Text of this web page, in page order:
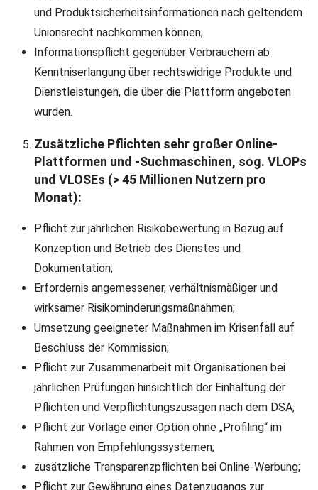
und Produktsicherheitsinformationen nach geltendem
Unionsrecht nachkommen können;
Informationspflicht gegenüber Verbrauchern ab
Kenntniserlangung über rechtswidrige Produkte und
Dienstleistungen, die über die Plattform angeboten
wurden.
Zusätzliche Pflichten sehr großer Online-
Plattformen und -Suchmaschinen, sog. VLOPs
und VLOSEs (> 45 Millionen Nutzern pro
Monat):
Pflicht zur jährlichen Risikobewertung in Bezug auf
Konzeption und Betrieb des Dienstes und
Dokumentation;
Erfordernis angemessener, verhältnismäßiger und
wirksamer Risikominderungsmaßnahmen;
Umsetzung geeigneter Maßnahmen im Krisenfall auf
Beschluss der Kommission;
Pflicht zur Zusammenarbeit mit Organisationen bei
jährlichen Prüfungen hinsichtlich der Einhaltung der
Pflichten und Verpflichtungszusagen nach dem DSA;
Pflicht zur Vorlage einer Option ohne „Profiling“ im
Rahmen von Empfehlungssystemen;
zusätzliche Transparenzpflichten bei Online-Werbung;
Pflicht zur Gewährung eines Datenzugangs zur